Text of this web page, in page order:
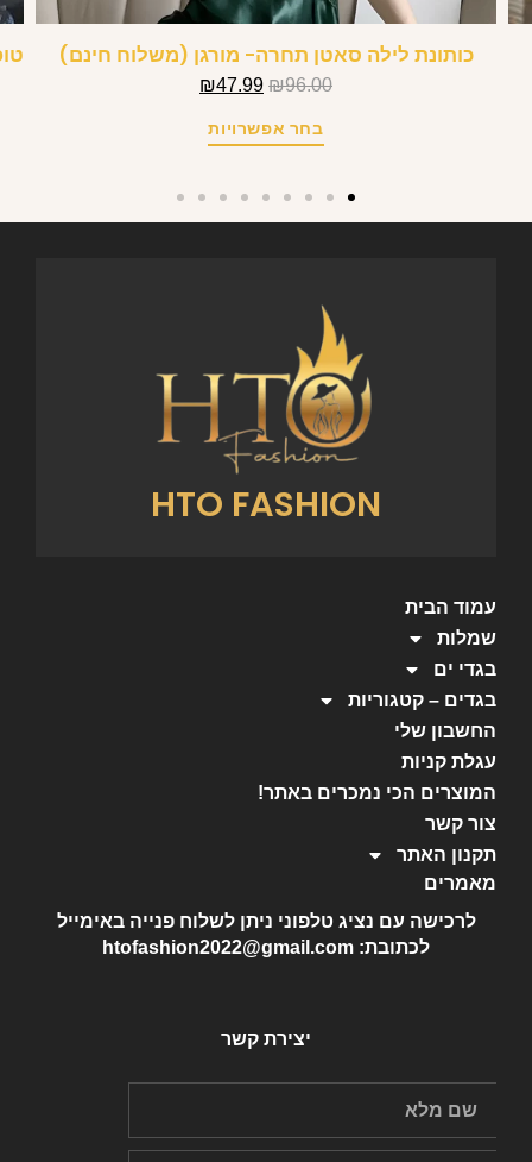
כותונת לילה סאטן תחרה- מורגן (משלוח חינם)
₪96.00
₪47.99
בחר אפשרויות
HTO FASHION
עמוד הבית
שמלות
בגדי ים
בגדים – קטגוריות
החשבון שלי
עגלת קניות
המוצרים הכי נמכרים באתר!
צור קשר
תקנון האתר
מאמרים
לרכישה עם נציג טלפוני ניתן לשלוח פנייה באימייל
לכתובת: htofashion2022@gmail.com
יצירת קשר